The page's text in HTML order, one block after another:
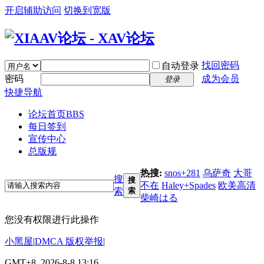
开启辅助访问 切换到宽版
自动登录 找回密码
密码
登录
成为会员
快捷导航
论坛首页BBS
每日签到
宣传中心
总版规
搜
索
搜
索
热搜: snos+281 乌萨奇 大哥
不在 Haley+Spades 欧美高清
柴崎はる
您没有权限进行此操作
小黑屋|DMCA 版权举报|